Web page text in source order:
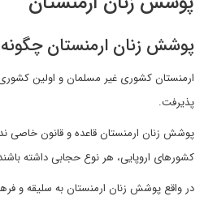
پوشش زنان ارمنستان
ارمنستان کشوری غیر مسلمان و اولین
پذیرفت.
پوشش زنان ارمنستان قاعده و قانون خاصی
کشورهای اروپایی، هر نوع حجابی داشته
در واقع پوشش زنان ارمنستان به سلیقه و